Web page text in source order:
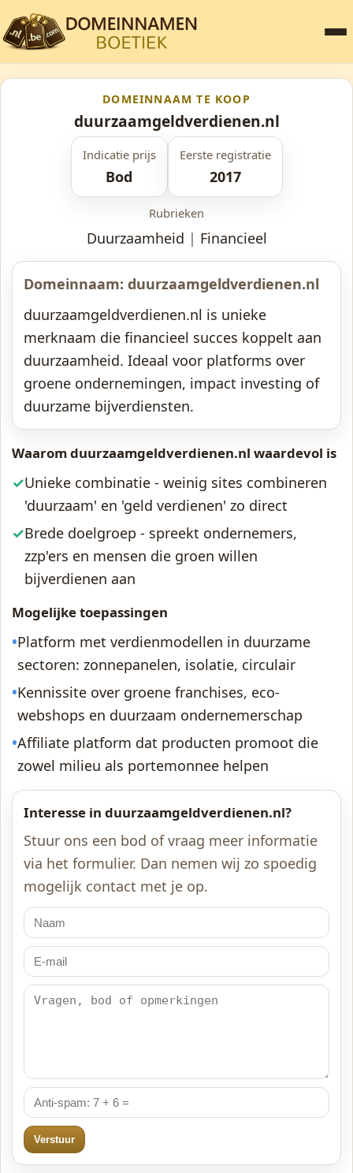
DOMEINNAAM TE KOOP
duurzaamgeldverdienen.nl
Indicatie prijs
Bod
Eerste registratie
2017
Rubrieken
Duurzaamheid | Financieel
Domeinnaam: duurzaamgeldverdienen.nl
duurzaamgeldverdienen.nl is unieke
merknaam die financieel succes koppelt aan
duurzaamheid. Ideaal voor platforms over
groene ondernemingen, impact investing of
duurzame bijverdiensten.
Waarom duurzaamgeldverdienen.nl waardevol is
✓Unieke combinatie - weinig sites combineren
'duurzaam' en 'geld verdienen' zo direct
✓Brede doelgroep - spreekt ondernemers,
zzp'ers en mensen die groen willen
bijverdienen aan
Mogelijke toepassingen
•Platform met verdienmodellen in duurzame
sectoren: zonnepanelen, isolatie, circulair
•Kennissite over groene franchises, eco-
webshops en duurzaam ondernemerschap
•Affiliate platform dat producten promoot die
zowel milieu als portemonnee helpen
Interesse in duurzaamgeldverdienen.nl?
Stuur ons een bod of vraag meer informatie
via het formulier. Dan nemen wij zo spoedig
mogelijk contact met je op.
Verstuur